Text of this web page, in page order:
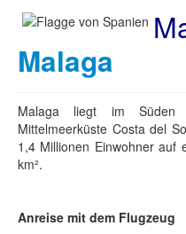
Malaga
Malaga liegt im
Mittelmeerküste Costa del
1,4 Millionen Einwohner auf
km².
Anreise mit dem Flugzeug